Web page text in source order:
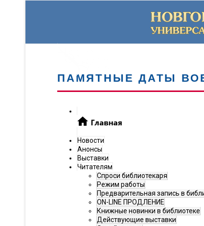
ПАМЯТНЫЕ ДАТЫ
Новости
Анонсы
Выставки
Читателям
Спроси библиотекаря
Режим работы
Предварительная запись в
ON-LINE ПРОДЛЕНИЕ
Книжные новинки в библиотеке
Действующие выставки